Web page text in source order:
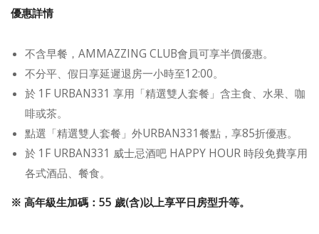
優惠詳情
不含早餐，AMMAZZING CLUB會員可享半價優惠。
不分平、假日享延遲退房一小時至12:00。
於 1F URBAN331 享用「精選雙人套餐」含主食、水果、咖
啡或茶。
點選「精選雙人套餐」外URBAN331餐點，享85折優惠。
於 1F URBAN331 威士忌酒吧 HAPPY HOUR 時段免費享用
各式酒品、餐食。
※ 高年級生加碼：55 歲(含)以上享平日房型升等。